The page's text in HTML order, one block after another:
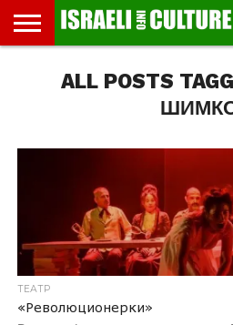
МУЗЕИ
СТРАНА
ФЕСТИВАЛЕЙ
ТЕАТР
КНИГИ.
ТЕКСТЫ
МУЗЫКА
РЕЛИГИЯ/
ИСТОРИЯ
ДВИЖЕНИЕ
ДЕТИ
ВЫХОДНОГО
МАРШРУТЫ
ПРОГУЛЬЩИКА
ВИДЕО-
РЕЧИ
ВПЕЧАТЛЕНИЯ
ВСТРЕЧИ
ИНТЕРВЬЮ
КИНО
AVIVALL POSTS
ТЕАТР
«Революционерки»